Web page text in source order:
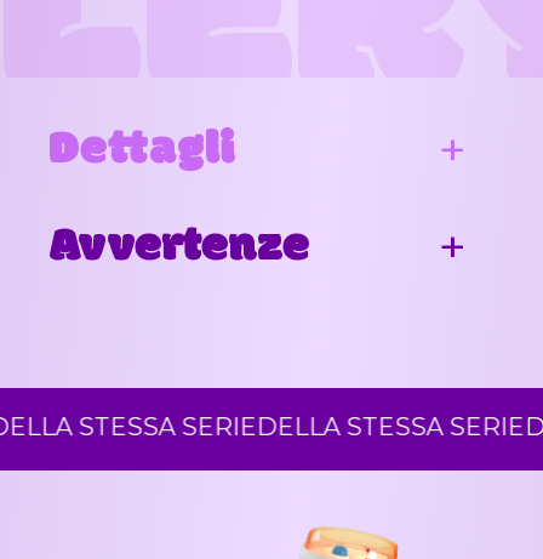
Dettagli
Avvertenze
STESSA SERIEDELLA STESSA SERIE